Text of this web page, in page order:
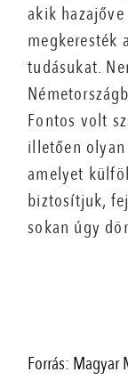
akik
megkeresték
tudásukat.
Fontos volt
illetően
amelyet
biztosítjuk,
sokan úgy
Forrás: Magyar